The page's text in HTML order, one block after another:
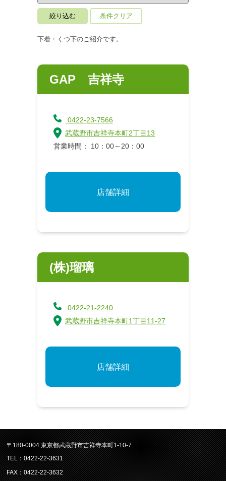
条件クリア
下着・くつ下のご紹介です。
GAP 吉祥寺
0422-23-7566
武蔵野市吉祥寺本町2丁目13
営業時間： 10：00～20：00
店舗詳細
(株)瑠璃
0422-21-2240
武蔵野市吉祥寺本町1丁目11-27
店舗詳細
〒180-0004 東京都武蔵野市吉祥寺本町1-10-7
TEL：0422-22-3631
FAX：0422-22-3632